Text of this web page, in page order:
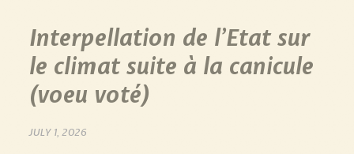
Interpellation de l’Etat sur
le climat suite à la canicule
(voeu voté)
JULY 1, 2026